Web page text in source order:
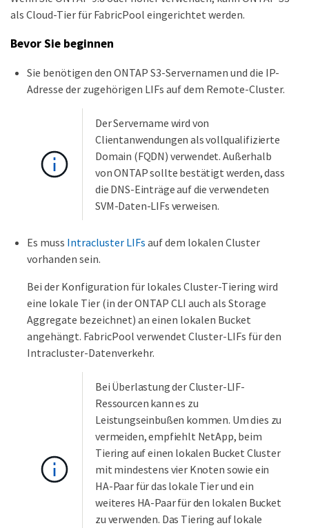
als Cloud-Tier für FabricPool eingerichtet werden.
Bevor Sie beginnen
Sie benötigen den ONTAP S3-Servernamen und die IP-
Adresse der zugehörigen LIFs auf dem Remote-Cluster.
Der Servername wird von
Clientanwendungen als vollqualifizierte
Domain (FQDN) verwendet. Außerhalb
von ONTAP sollte bestätigt werden, dass
die DNS-Einträge auf die verwendeten
SVM-Daten-LIFs verweisen.
Es muss Intracluster LIFs auf dem lokalen Cluster
vorhanden sein.
Bei der Konfiguration für lokales Cluster-Tiering wird
eine lokale Tier (in der ONTAP CLI auch als Storage
Aggregate bezeichnet) an einen lokalen Bucket
angehängt. FabricPool verwendet Cluster-LIFs für den
Intracluster-Datenverkehr.
Bei Überlastung der Cluster-LIF-
Ressourcen kann es zu
Leistungseinbußen kommen. Um dies zu
vermeiden, empfiehlt NetApp, beim
Tiering auf einen lokalen Bucket Cluster
mit mindestens vier Knoten sowie ein
HA-Paar für das lokale Tier und ein
weiteres HA-Paar für den lokalen Bucket
zu verwenden. Das Tiering auf lokale